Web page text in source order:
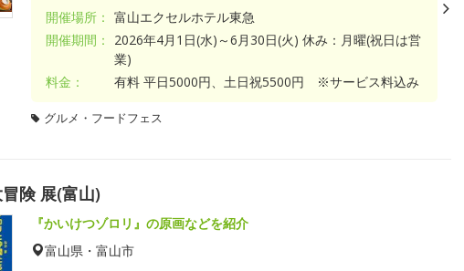
開催場所： 富山エクセルホテル東急
開催期間：
2026年4月1日(水)～6月30日(火) 休み：月曜(祝日は営
業)
料金：
有料 平日5000円、土日祝5500円 ※サービス料込み
グルメ・フードフェス
険 展(富山)
『かいけつゾロリ』の原画などを紹介
富山県・富山市